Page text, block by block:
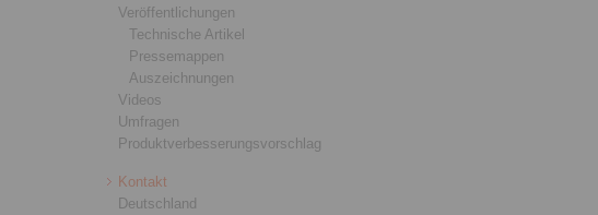
Veröffentlichungen
Technische Artikel
Pressemappen
Auszeichnungen
Videos
Umfragen
Produktverbesserungsvorschlag
Kontakt
Deutschland